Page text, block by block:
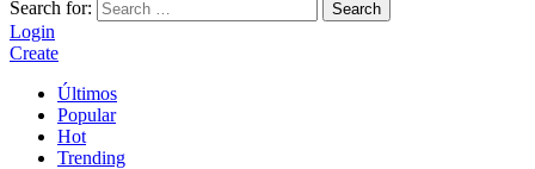
Search for:
Search
Login
Create
Últimos
Popular
Hot
Trending